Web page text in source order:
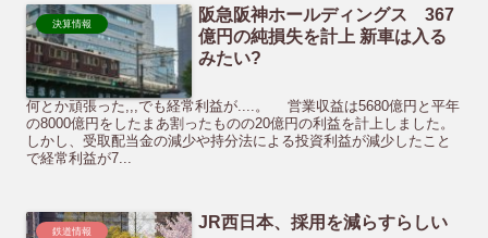
決算情報
阪急阪神ホールディングス 367
億円の純損失を計上 新車は入る
みたい?
何とか頑張った,,,でも経常利益が....。 営業収益は5680億円と平年
の8000億円をしたまあ割ったものの20億円の利益を計上しました。
しかし、受取配当金の減少や持分法による投資利益が減少したこと
で経常利益が7...
鉄道情報 JR西日本、採用を減らすらしい